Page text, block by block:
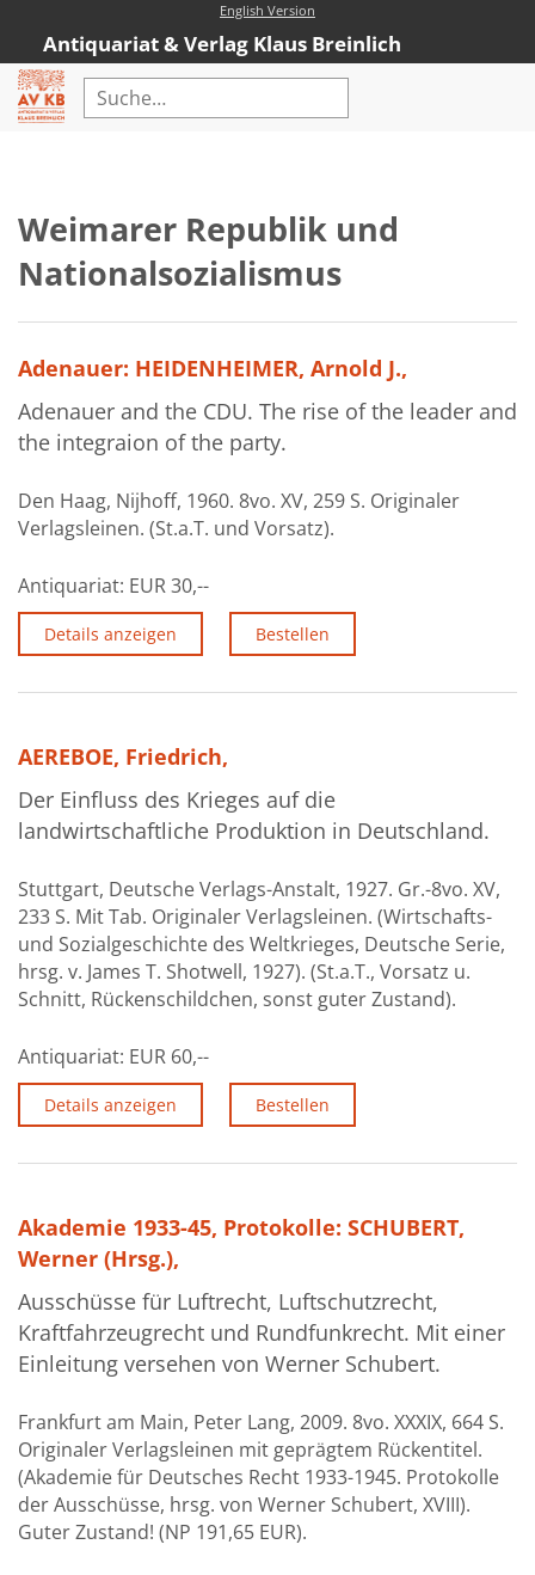
English Version
Antiquariat & Verlag Klaus Breinlich
Antiquariat
Kataloge
AVKB-Edition
AVKB-Edition Downloads
Neubuchsortiment
Aktuelles
Meine Tätigkeitsfelder
Glossar und Bibliographien
Warenkorb
Kontakt
Newsletter
Weimarer Republik und
Nationalsozialismus
Adenauer: HEIDENHEIMER, Arnold J.,
Adenauer and the CDU. The rise of the leader and
the integraion of the party.
Den Haag, Nijhoff, 1960. 8vo. XV, 259 S. Originaler
Verlagsleinen. (St.a.T. und Vorsatz).
Antiquariat: EUR 30,--
Details anzeigen Bestellen
AEREBOE, Friedrich,
Der Einfluss des Krieges auf die
landwirtschaftliche Produktion in Deutschland.
Stuttgart, Deutsche Verlags-Anstalt, 1927. Gr.-8vo. XV,
233 S. Mit Tab. Originaler Verlagsleinen. (Wirtschafts-
und Sozialgeschichte des Weltkrieges, Deutsche Serie,
hrsg. v. James T. Shotwell, 1927). (St.a.T., Vorsatz u.
Schnitt, Rückenschildchen, sonst guter Zustand).
Antiquariat: EUR 60,--
Details anzeigen Bestellen
Akademie 1933-45, Protokolle: SCHUBERT,
Werner (Hrsg.),
Ausschüsse für Luftrecht, Luftschutzrecht,
Kraftfahrzeugrecht und Rundfunkrecht. Mit einer
Einleitung versehen von Werner Schubert.
Frankfurt am Main, Peter Lang, 2009. 8vo. XXXIX, 664 S.
Originaler Verlagsleinen mit geprägtem Rückentitel.
(Akademie für Deutsches Recht 1933-1945. Protokolle
der Ausschüsse, hrsg. von Werner Schubert, XVIII).
Guter Zustand! (NP 191,65 EUR).